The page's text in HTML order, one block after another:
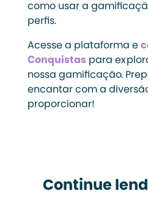
como usar a
perfis.
Acesse a plataforma e
Conquistas para
nossa gamificação.
encantar com a
proporcionar!
Continue